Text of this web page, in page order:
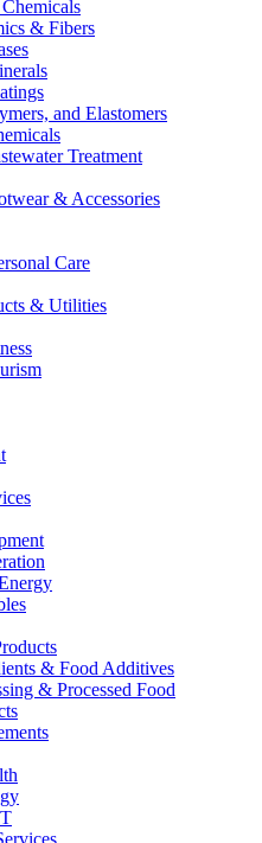
& Fibers
and Elastomers
Treatment
& Accessories
Care
& Utilities
& Food Additives
& Processed Food